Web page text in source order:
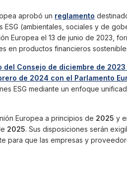
aprobó un reglamento
(ambientales, sociales y de
Europea el 13 de junio de 2023,
en productos financieros
del Consejo de diciembre de
de 2024 con el Parlamento
ESG mediante un enfoque
Europea a principios de 2025 y
2025. Sus disposiciones serán
para que las empresas y